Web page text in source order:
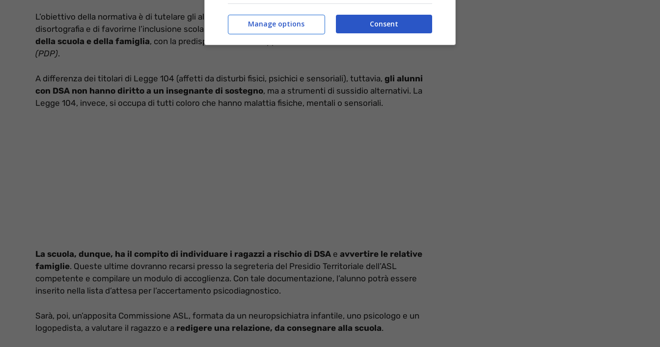
L’obiettivo della normativa è di tutelare gli alunni colpiti disturbi quali dislessia, discalculia, disgrafia e
disortografia e di favorirne l’inclusione scolastica. A tal fine,prevede il coinvolgimento dell’ASL,
della scuola e della famiglia, con la predisposizione di un apposito
(PDP).
A differenza dei titolari di Legge 104 (affetti da disturbi fisici, psichici e sensoriali), tuttavia, gli alunni
con DSA non hanno diritto a un insegnante di sostegno, ma a strumenti di sussidio alternativi. La
Legge 104, invece, si occupa di tutti coloro che hanno malattia fisiche, mentali o sensoriali.
La scuola, dunque, ha il compito di individuare i ragazzi a rischio di DSA e avvertire le relative
famiglie. Queste ultime dovranno recarsi presso la segreteria del Presidio Territoriale dell’ASL
competente e compilare un modulo di accoglienza. Con tale documentazione, l’alunno potrà essere
inserito nella lista d’attesa per l’accertamento psicodiagnostico.
Sarà, poi, un’apposita Commissione ASL, formata da un neuropsichiatra infantile, uno psicologo e un
logopedista, a valutare il ragazzo e a redigere una relazione, da consegnare alla scuola.
Consent
Manage options